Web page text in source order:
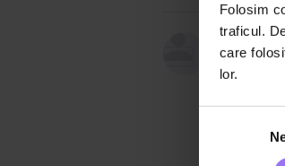
Folosim
traficul.
care
lor.
Alina
Psiholog și